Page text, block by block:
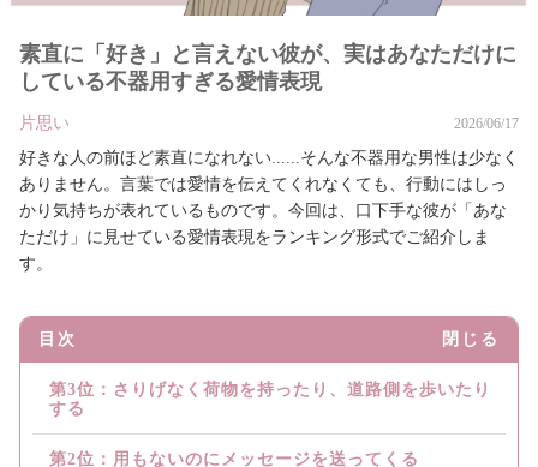
素直に「好き」と言えない彼が、実はあなただけに
している不器用すぎる愛情表現
片思い 2026/06/17
好きな人の前ほど素直になれない......そんな不器用な男性は少なく
ありません。言葉では愛情を伝えてくれなくても、行動にはしっ
かり気持ちが表れているものです。今回は、口下手な彼が「あな
ただけ」に見せている愛情表現をランキング形式でご紹介しま
す。
目次 閉じる
第3位：さりげなく荷物を持ったり、道路側を歩いたり
する
第2位：用もないのにメッセージを送ってくる